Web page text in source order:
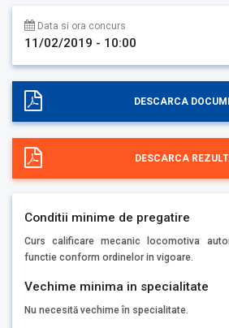
Data si ora concurs
11/02/2019 - 10:00
DESCARCA
DESCARCA
Conditii minime de pregatire
Curs calificare mecanic locomotiva
functie conform ordinelor in vigoare.
Vechime minima in specialitate
Nu necesită vechime în specialitate.